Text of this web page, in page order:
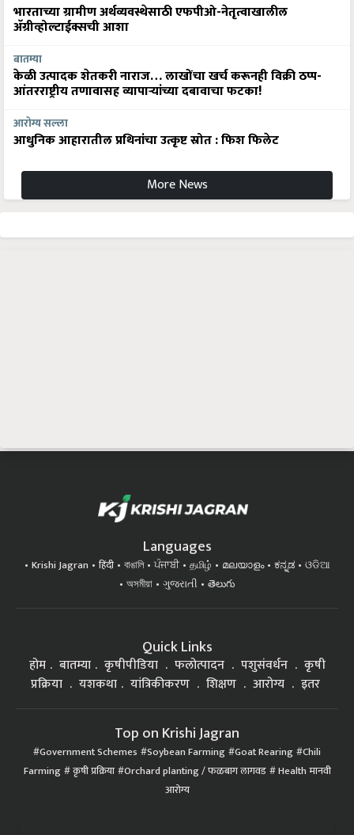
भारताच्या ग्रामीण अर्थव्यवस्थेसाठी एफपीओ-नेतृत्वाखालील
अ‍ॅग्रीव्होल्टाईक्सची आशा
बातम्या
केळी उत्पादक शेतकरी नाराज… लाखोंचा खर्च करूनही विक्री ठप्प-
आंतरराष्ट्रीय तणावासह व्यापाऱ्यांच्या दबावाचा फटका!
आरोग्य सल्ला
आधुनिक आहारातील प्रथिनांचा उत्कृष्ट स्रोत : फिश फिलेट
More News
Languages
Krishi Jagran हिंदी বাঙালি ਪੰਜਾਬੀ தமிழ் മലയാളം ಕನ್ನಡ
ଓଡିଆ
অসমীয়া
ગુજરાતી తెలుగు
Quick Links
होम बातम्या कृषीपीडिया फलोत्पादन पशुसंवर्धन
कृषी
प्रक्रिया
यशकथा यांत्रिकीकरण शिक्षण आरोग्य इतर
Top on Krishi Jagran
Government Schemes Soybean Farming Goat Rearing Chili
Farming कृषी प्रक्रिया Orchard planting / फळबाग लागवड Health मानवी
आरोग्य